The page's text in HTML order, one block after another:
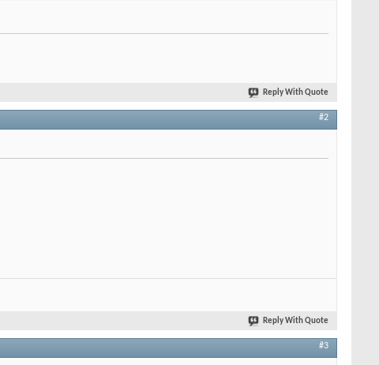
Reply With Quote
#2
Reply With Quote
#3